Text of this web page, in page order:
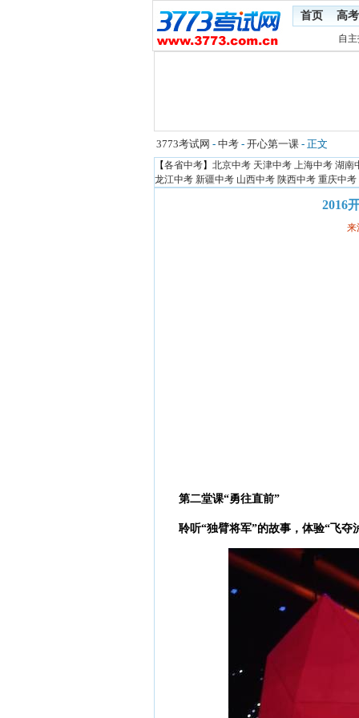
首页 高考
自
3773考试网 - 中考 - 开心第一课 - 正文
【各省中考】 北京中考 天津中考 上海中考 湖南
龙江中考 新疆中考 山西中考 陕西中考 重庆中考
2016
来
第二堂课“勇往直前”
聆听“独臂将军”的故事，体验“飞夺